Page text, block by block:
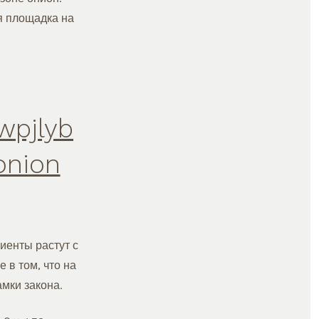
площадка на
растут с
в том, что на
закона.